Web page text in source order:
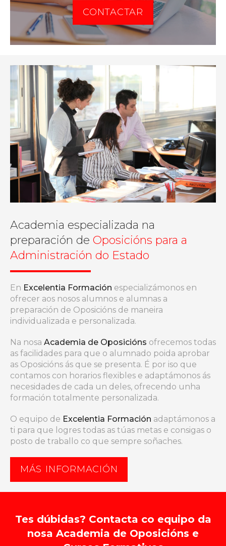
CONTACTAR
Academia especializada na
preparación de Oposicións para a
Administración do Estado
En Excelentia Formación especializámonos en
ofrecer aos nosos alumnos e alumnas a
preparación de Oposicións de maneira
individualizada e personalizada.
Na nosa Academia de Oposicións ofrecemos todas
as facilidades para que o alumnado poida aprobar
as Oposicións ás que se presenta. É por iso que
contamos con horarios flexibles e adaptámonos ás
necesidades de cada un deles, ofrecendo unha
formación totalmente personalizada.
O equipo de Excelentia Formación adaptámonos a
ti para que logres todas as túas metas e consigas o
posto de traballo co que sempre soñaches.
MÁS INFORMACIÓN
Tes dúbidas? Contacta co equipo da
nosa Academia de Oposicións e